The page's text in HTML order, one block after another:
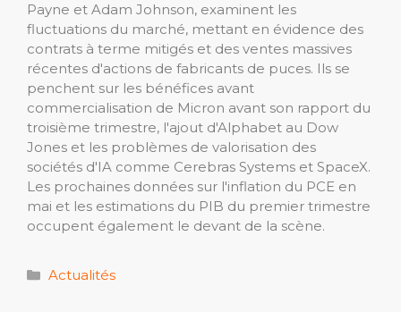
Payne et Adam Johnson, examinent les
fluctuations du marché, mettant en évidence des
contrats à terme mitigés et des ventes massives
récentes d'actions de fabricants de puces. Ils se
penchent sur les bénéfices avant
commercialisation de Micron avant son rapport du
troisième trimestre, l'ajout d'Alphabet au Dow
Jones et les problèmes de valorisation des
sociétés d'IA comme Cerebras Systems et SpaceX.
Les prochaines données sur l'inflation du PCE en
mai et les estimations du PIB du premier trimestre
occupent également le devant de la scène.
Catégories
Actualités